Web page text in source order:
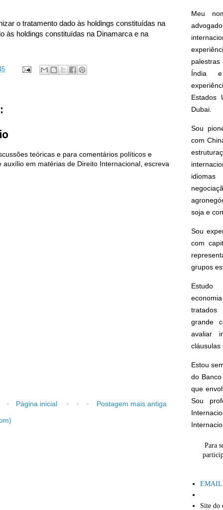
o tratamento dado às holdings constituídas na
às holdings constituídas na Dinamarca e na
teóricas e para comentários políticos e
em matérias de Direito Internacional, escreva
Postagem mais antiga
Página inicial
Meu
Índia
Estados
Dubai.
Sou
com
soja e
Sou
com
grupos
Estudo
tratados
grande
avaliar
cláusulas
Estou
do
que
Sou
Para
Site do